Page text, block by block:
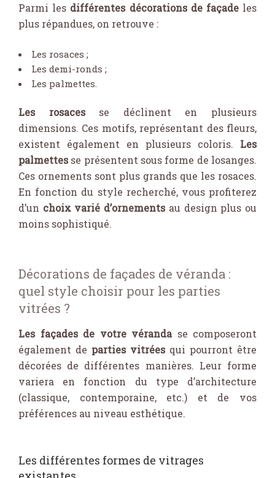
Parmi les différentes décorations de façadeles
plus répandues, on retrouve :
Les rosaces ;
Les demi-ronds ;
Les palmettes.
Les rosacesse déclinent en plusieurs
dimensions. Ces motifs, représentant des fleurs,
existent également en plusieurs coloris. Les
palmettes se présentent sous forme de losanges.
Ces ornements sont plus grands que les rosaces.
En fonction du style recherché, vous profiterez
d’un choix varié d’ornements au design plus ou
moins sophistiqué.
Décorations de façades de véranda :
quel style choisir pour les parties
vitrées ?
Les façades de votre véranda se composeront
également de parties vitrées qui pourront être
décorées de différentes manières. Leur forme
variera en fonction du type d’architecture
(classique, contemporaine, etc.) et de vos
préférences au niveau esthétique.
Les différentes formes de vitrages